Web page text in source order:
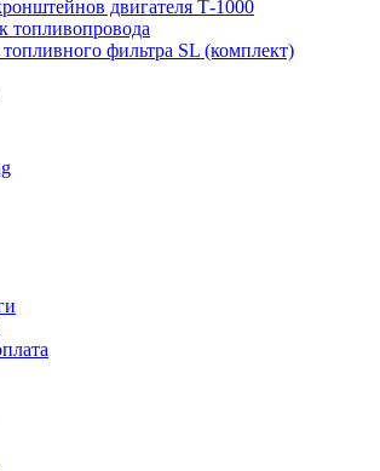
двигателя Т-1000
топливопровода
фильтра SL (комплект)